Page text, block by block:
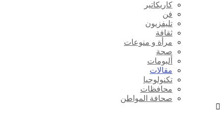
كاريكاتير
فن
تليفزيون
ثقافة
مرأة و منوعات
صحة
ألبومات
مقالات
تكنولوجيا
محافظات
صحافة المواطن